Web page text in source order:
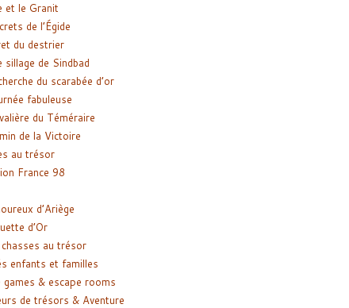
et le Granit
de l’Égide
du destrier
sillage de Sindbad
du scarabée d’or
fabuleuse
du Téméraire
de la Victoire
au trésor
France 98
d’Ariège
d’Or
au trésor
enfants et familles
games & escape rooms
de trésors & Aventure